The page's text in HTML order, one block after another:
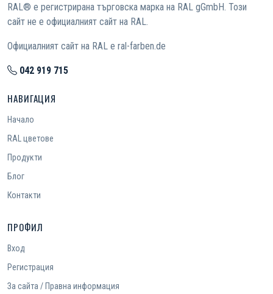
RAL® е регистрирана търговска марка на RAL gGmbH. Този
сайт не е официалният сайт на RAL.
Официалният сайт на RAL е ral-farben.de
042 919 715
НАВИГАЦИЯ
Начало
RAL цветове
Продукти
Блог
Контакти
ПРОФИЛ
Вход
Регистрация
За сайта / Правна информация